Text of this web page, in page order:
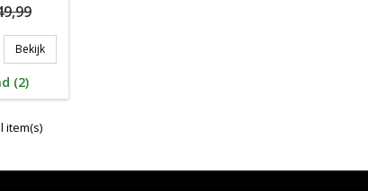
BekijkYonex Pro Racket Bag 92429EX X9 BLACK
(2)
item(s)